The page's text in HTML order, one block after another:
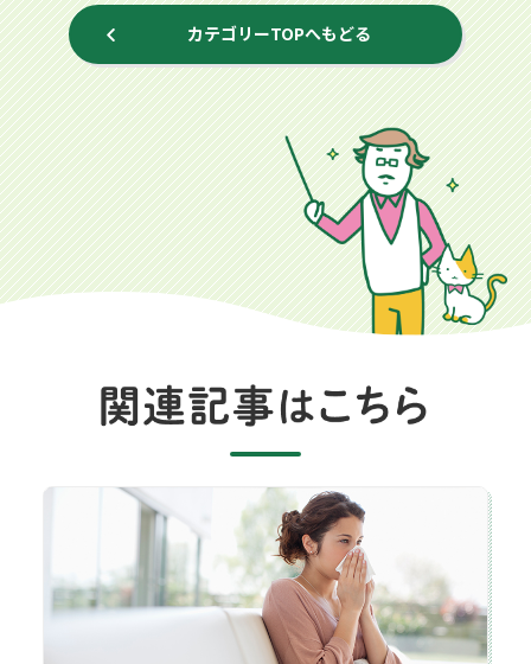
カテゴリーTOPへもどる
鼻水の色で分かる原因と対処法！透明・黄色・緑色の違いは？